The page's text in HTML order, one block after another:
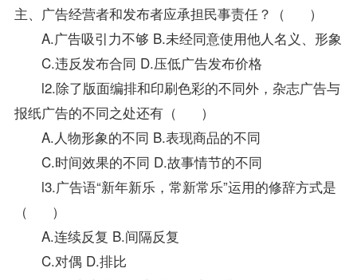
主、广告经营者和发布者应承担民事责任？（ ）
A.广告吸引力不够 B.未经同意使用他人名义、形象
C.违反发布合同 D.压低广告发布价格
l2.除了版面编排和印刷色彩的不同外，杂志广告与
报纸广告的不同之处还有（ ）
A.人物形象的不同 B.表现商品的不同
C.时间效果的不同 D.故事情节的不同
l3.广告语“新年新乐，常新常乐”运用的修辞方式是
（ ）
A.连续反复 B.间隔反复
C.对偶 D.排比